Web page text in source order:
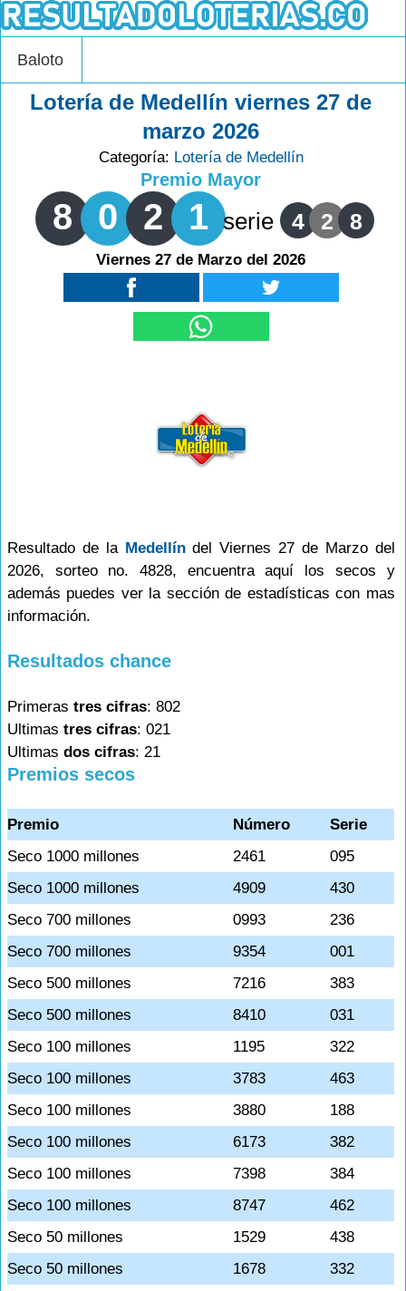
Baloto
Lotería de Medellín viernes 27 de
marzo 2026
Categoría: Lotería de Medellín
Premio Mayor
8 0 2 1 serie 4 2 8
Viernes 27 de Marzo del 2026
Resultado de la Medellíndel Viernes 27 de Marzo del
2026, sorteo no. 4828, encuentra aquí los secos y
además puedes ver la sección de estadísticas con mas
información.
Resultados chance
Primeras tres cifras: 802
Ultimas tres cifras: 021
Ultimas dos cifras: 21
Premios secos
Premio Número
Serie
Seco 1000 millones
2461
095
Seco 1000 millones
4909
430
Seco 700 millones
0993
236
Seco 700 millones
9354
001
Seco 500 millones
7216
383
Seco 500 millones
8410
031
Seco 100 millones
1195
322
Seco 100 millones
3783
463
Seco 100 millones
3880
188
Seco 100 millones
6173
382
Seco 100 millones
7398
384
Seco 100 millones
8747
462
Seco 50 millones
1529
438
Seco 50 millones
1678
332